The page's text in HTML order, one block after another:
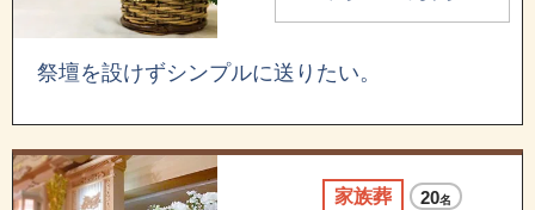
祭壇を設けずシンプルに送りたい。
家族葬 20名